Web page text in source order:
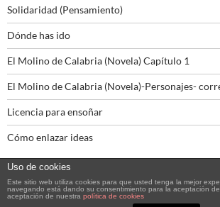
Solidaridad (Pensamiento)
Dónde has ido
El Molino de Calabria (Novela) Capítulo 1
El Molino de Calabria (Novela)-Personajes-
Licencia para ensoñar
Cómo enlazar ideas
Funciona gracias a WordPress
Uso de cookies
Este sitio web utiliza cookies para que usted tenga la mejor
navegando está dando su consentimiento para la aceptación
aceptación de nuestra política de cookies